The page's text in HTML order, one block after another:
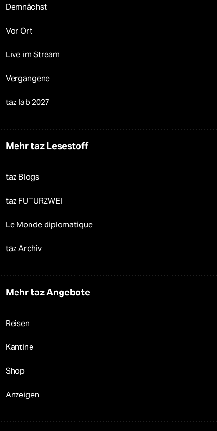
Demnächst
Vor Ort
Live im Stream
Vergangene
taz lab 2027
Mehr taz Lesestoff
taz Blogs
taz FUTURZWEI
Le Monde diplomatique
taz Archiv
Mehr taz Angebote
Reisen
Kantine
Shop
Anzeigen